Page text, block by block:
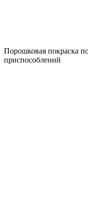
Порошковая покраска
приспособлений